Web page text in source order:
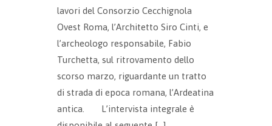
lavori del Consorzio Cecchignola
Ovest Roma, l’Architetto Siro Cinti, e
l’archeologo responsabile, Fabio
Turchetta, sul ritrovamento dello
scorso marzo, riguardante un tratto
di strada di epoca romana, l’Ardeatina
antica. L’intervista integrale è